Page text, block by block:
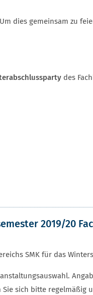
dies gemeinsam zu
des
2019/20
SMK für das
sich bitte regelmäßig